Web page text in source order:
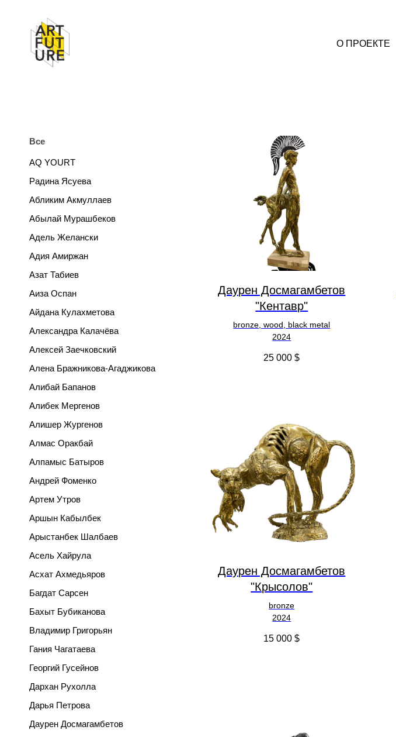
О ПРОЕКТЕ
Все
AQ YOURT
Радина Ясуева
Абликим Акмуллаев
Абылай Мурашбеков
Адель Желански
Адия Амиржан
Азат Табиев
Аиза Оспан
Айдана Кулахметова
Александра Калачёва
Алексей Заечковский
Алена Бражникова-Агаджикова
Алибай Бапанов
Алибек Мергенов
Алишер Жургенов
Алмас Оракбай
Алпамыс Батыров
Андрей Фоменко
Артем Утров
Аршын Кабылбек
Арыстанбек Шалбаев
Асель Хайрула
Асхат Ахмедьяров
Багдат Сарсен
Бахыт Бубиканова
Владимир Григорьян
Гания Чагатаева
Георгий Гусейнов
Дархан Рухолла
Дарья Петрова
Даурен Досмагамбетов
Даурен Досмагамбетов
"Кентавр"
bronze, wood, black metal
2024
25 000 $
Даурен Досмагамбетов
"Крысолов"
bronze
2024
15 000 $